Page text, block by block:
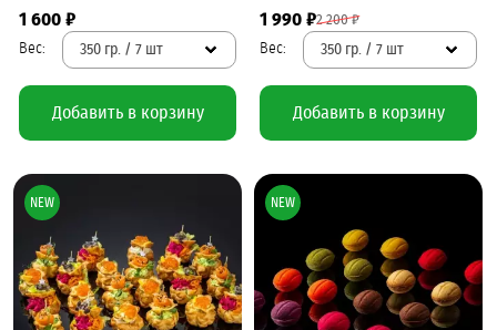
1 600 ₽
350 гр. / 7 шт
Добавить в корзину
2 200 ₽
1 990 ₽
350 гр. / 7 шт
Добавить в корзину
NEW NEW